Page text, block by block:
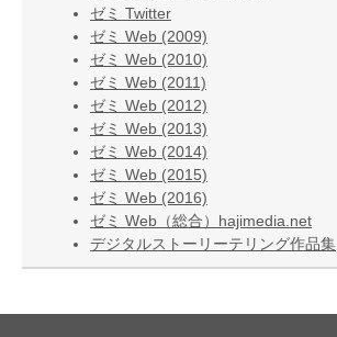
ゼミ Twitter
ゼミ Web (2009)
ゼミ Web (2010)
ゼミ Web (2011)
ゼミ Web (2012)
ゼミ Web (2013)
ゼミ Web (2014)
ゼミ Web (2015)
ゼミ Web (2016)
ゼミ Web（総合）hajimedia.net
デジタルストーリーテリング作品集